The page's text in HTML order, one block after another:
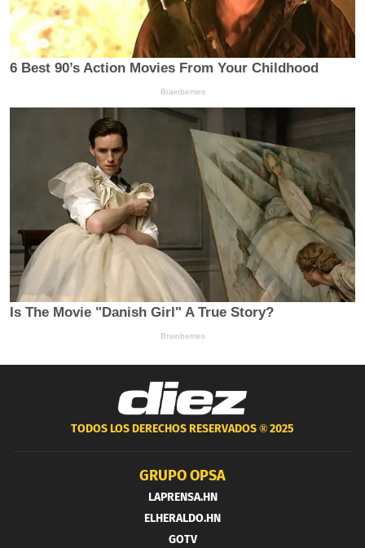
TODOS LOS DERECHOS RESERVADOS ®2025
GRUPO OPSA
LAPRENSA.HN
ELHERALDO.HN
GOTV